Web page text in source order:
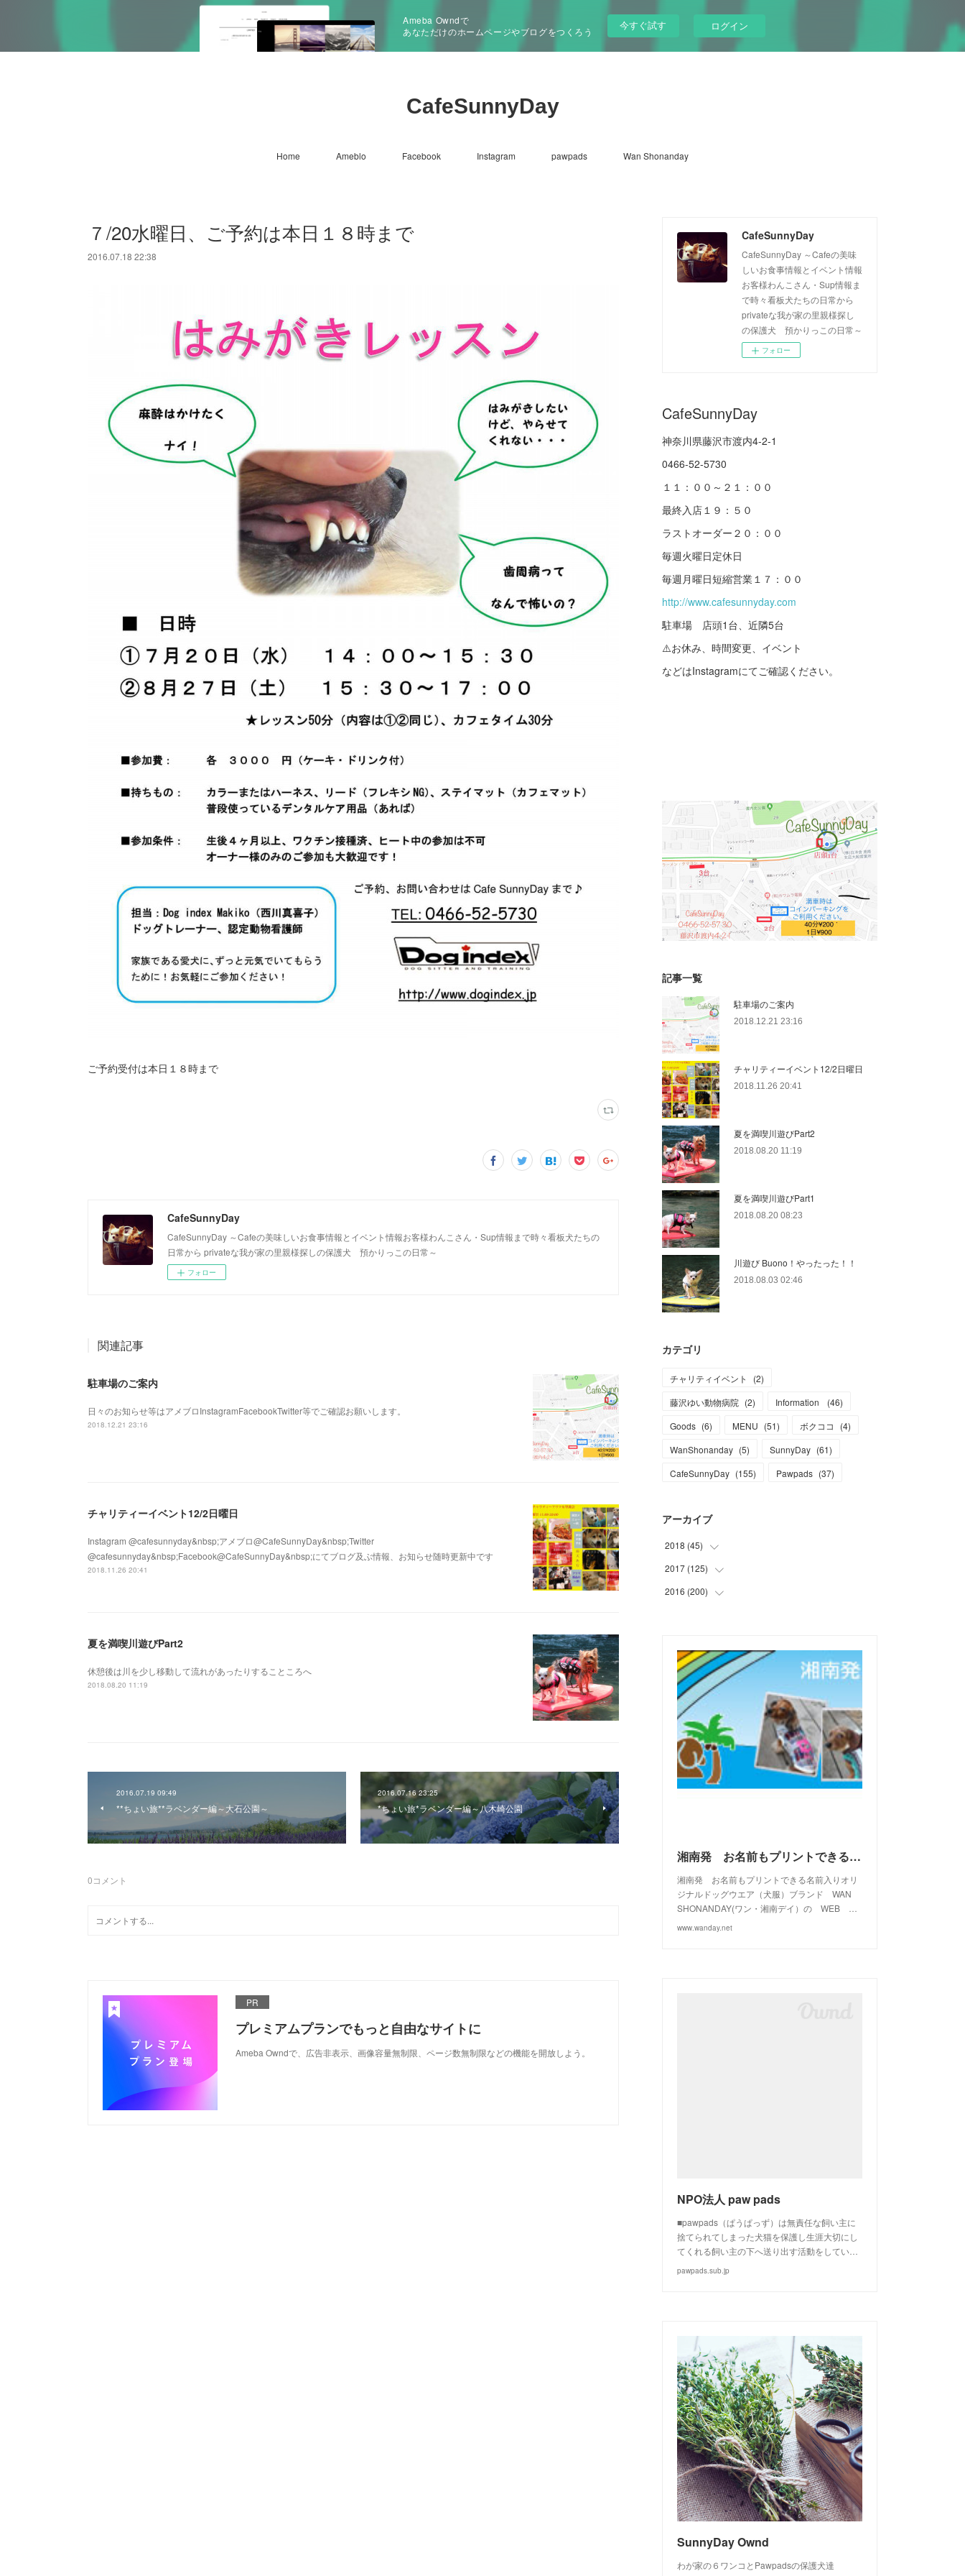
Ameba Owndで
あなただけのホームページやブログをつくろう
今すぐ試す ログイン
CafeSunnyDay
Home Ameblo Facebook Instagram pawpads Wan Shonanday
７/20水曜日、ご予約は本日１８時まで
2016.07.18 22:38
ご予約受付は本日１８時まで
CafeSunnyDay
CafeSunnyDay ～Cafeの美味しいお食事情報とイベント情報お客様わんこさん・Sup情報まで時々看板犬たちの
日常から privateな我が家の里親様探しの保護犬 預かりっこの日常～
フォロー
関連記事
駐車場のご案内
日々のお知らせ等はアメブロInstagramFacebookTwitter等でご確認お願いします。
2018.12.21 23:16
チャリティーイベント12/2日曜日
Instagram @cafesunnyday&nbsp;アメブロ@CafeSunnyDay&nbsp;Twitter
@cafesunnyday&nbsp;Facebook@CafeSunnyDay&nbsp;にてブログ及ぶ情報、お知らせ随時更新中です
2018.11.26 20:41
夏を満喫川遊びPart2
休憩後は川を少し移動して流れがあったりすることころへ
2018.08.20 11:19
2016.07.19 09:49
**ちょい旅**ラベンダー編～大石公園～
2016.07.16 23:25
*ちょい旅*ラベンダー編～八木崎公園
0コメント
PR
プレミアムプランでもっと自由なサイトに
Ameba Owndで、広告非表示、画像容量無制限、ページ数無制限などの機能を開放しよう。
CafeSunnyDay
CafeSunnyDay ～Cafeの美味
しいお食事情報とイベント情報
お客様わんこさん・Sup情報ま
で時々看板犬たちの日常から
privateな我が家の里親様探し
の保護犬 預かりっこの日常～
フォロー
CafeSunnyDay
神奈川県藤沢市渡内4-2-1
0466-52-5730
１１：００～２１：００
最終入店１９：５０
ラストオーダー２０：００
毎週火曜日定休日
毎週月曜日短縮営業１７：００
http://www.cafesunnyday.com
駐車場 店頭1台、近隣5台
⚠️お休み、時間変更、イベント
などはInstagramにてご確認ください。
記事一覧
駐車場のご案内
2018.12.21 23:16
チャリティーイベント12/2日曜日
2018.11.26 20:41
夏を満喫川遊びPart2
2018.08.20 11:19
夏を満喫川遊びPart1
2018.08.20 08:23
川遊び Buono！やったった！！
2018.08.03 02:46
カテゴリ
チャリティイベント (2)
藤沢ゆい動物病院 (2) Information (46)
Goods (6) MENU (51) ボクココ (4)
WanShonanday (5) SunnyDay (61)
CafeSunnyDay (155) Pawpads (37)
アーカイブ
2018 (45)
(1)
(1)
(2)
(5)
(5
(4)
(4)
(13 )
2017 (125)
(6)
(10)
(6)
(11
(15)
(10)
(16 )
(10)
2016 (200)
(19)
(22)
(28
(21)
(23)
(10 )
(14)
湘南発 お名前もプリントできる名前入りオリジナルドッグウエアブランド WAN SHONANDAY(ワン・湘南デイ）の WEB SHOPです
湘南発 お名前もプリントできる名前入りオリ
ジナルドッグウエア（犬服）ブランド WAN
SHONANDAY(ワン・湘南デイ）の WEB …
www.wanday.net
NPO法人 paw pads
■pawpads（ぱうぱっず）は無責任な飼い主に
捨てられてしまった犬猫を保護し生涯大切にし
てくれる飼い主の下へ送り出す活動をしてい…
pawpads.sub.jp
SunnyDay Ownd
わが家の６ワンコとPawpadsの保護犬達